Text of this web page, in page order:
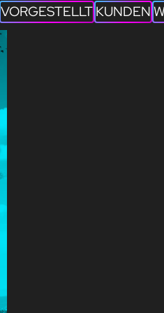
VORGESTELLT KUNDEN